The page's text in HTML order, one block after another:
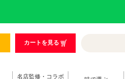
カートを見る
名店監修・コラボ